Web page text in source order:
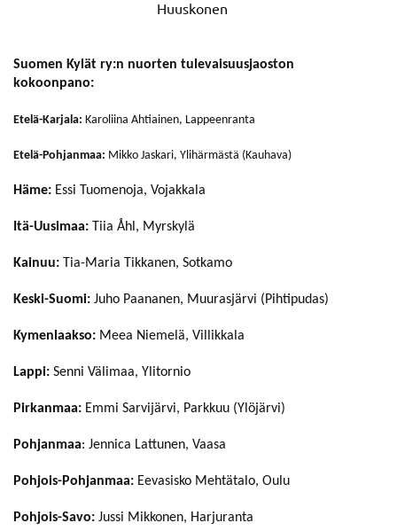
Huuskonen
Suomen Kylät ry:n nuorten tulevaisuusjaoston
kokoonpano:
Etelä-Karjala: Karoliina Ahtiainen, Lappeenranta
Etelä-Pohjanmaa: Mikko Jaskari, Ylihärmästä (Kauhava)
Häme: Essi Tuomenoja, Vojakkala
Itä-Uusimaa: Tiia Åhl, Myrskylä
Kainuu: Tia-Maria Tikkanen, Sotkamo
Keski-Suomi: Juho Paananen, Muurasjärvi (Pihtipudas)
Kymenlaakso: Meea Niemelä, Villikkala
Lappi: Senni Välimaa, Ylitornio
Pirkanmaa: Emmi Sarvijärvi, Parkkuu (Ylöjärvi)
Pohjanmaa: Jennica Lattunen, Vaasa
Pohjois-Pohjanmaa: Eevasisko Mehtätalo, Oulu
Pohjois-Savo: Jussi Mikkonen, Harjuranta